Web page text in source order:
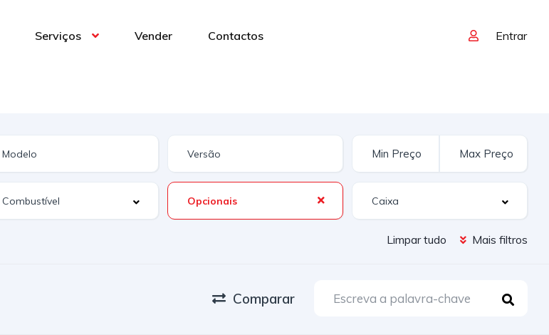
Serviços Vender Contactos Entrar
Opcionais
Limpar tudo Mais filtros
Comparar